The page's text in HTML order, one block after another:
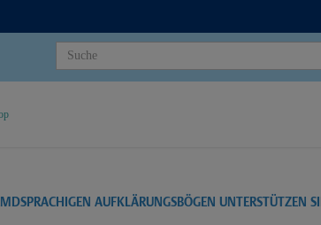
AUFKLÄRUNGSBÖGEN UNTERSTÜTZEN